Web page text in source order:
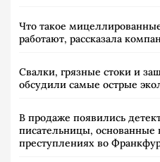
Что такое
работают, рассказала
Свалки, грязные стоки и
обсудили самые острые
В продаже появились
писательницы, основанные
преступлениях во